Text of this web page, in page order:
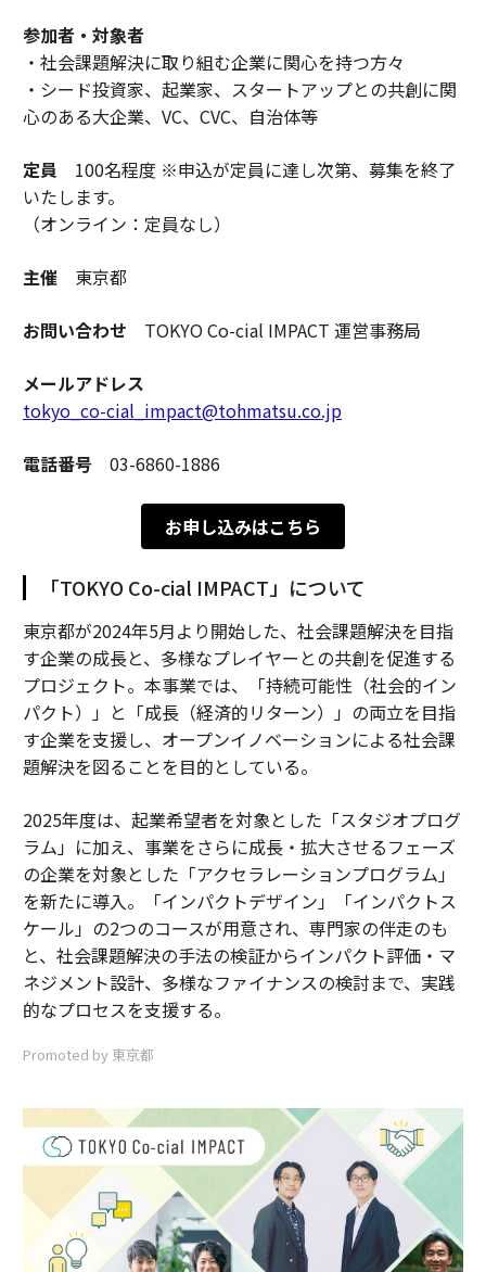
参加者・対象者
・社会課題解決に取り組む企業に関心を持つ方々
・シード投資家、起業家、スタートアップとの共創に関
心のある大企業、VC、CVC、自治体等
定員 100名程度 ※申込が定員に達し次第、募集を終了
いたします。
（オンライン：定員なし）
主催東京都
お問い合わせ TOKYO Co-cial IMPACT 運営事務局
メールアドレス
tokyo_co-cial_impact@tohmatsu.co.jp
電話番号 03-6860-1886
お申し込みはこちら
「TOKYO Co-cial IMPACT」について
東京都が2024年5月より開始した、社会課題解決を目指
す企業の成長と、多様なプレイヤーとの共創を促進する
プロジェクト。本事業では、「持続可能性（社会的イン
パクト）」と「成長（経済的リターン）」の両立を目指
す企業を支援し、オープンイノベーションによる社会課
題解決を図ることを目的としている。
2025年度は、起業希望者を対象とした「スタジオプログ
ラム」に加え、事業をさらに成長・拡大させるフェーズ
の企業を対象とした「アクセラレーションプログラム」
を新たに導入。「インパクトデザイン」「インパクトス
ケール」の2つのコースが用意され、専門家の伴走のも
と、社会課題解決の手法の検証からインパクト評価・マ
ネジメント設計、多様なファイナンスの検討まで、実践
的なプロセスを支援する。
Promoted by 東京都